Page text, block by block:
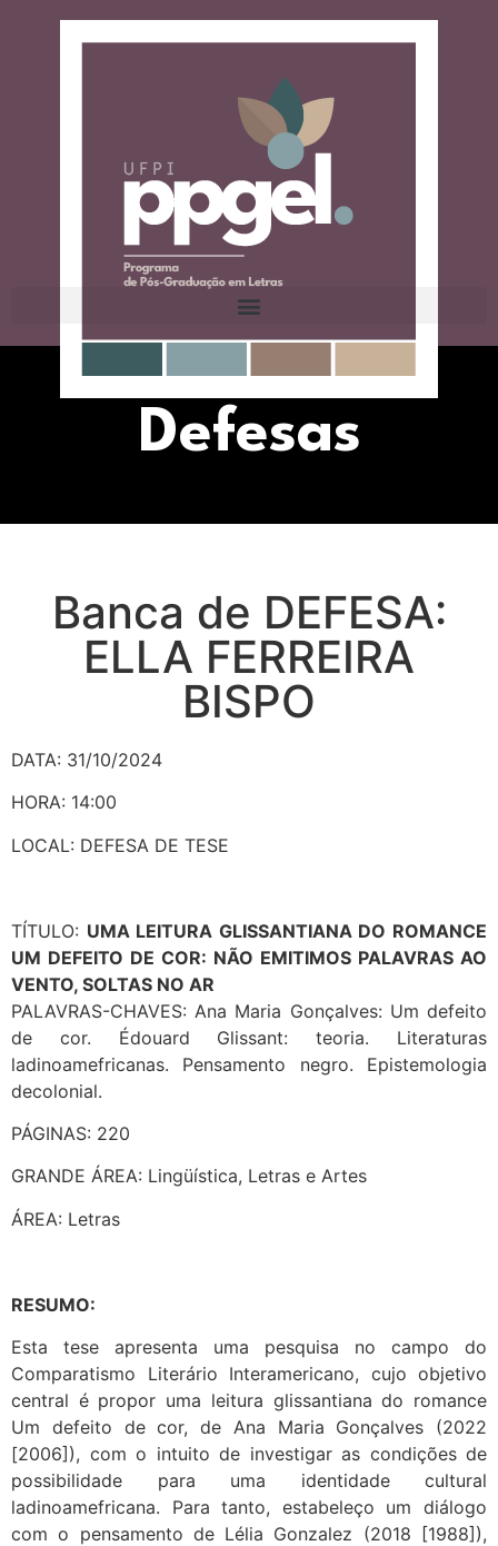
Defesas
Banca de DEFESA:
ELLA FERREIRA
BISPO
DATA: 31/10/2024
HORA: 14:00
LOCAL: DEFESA DE TESE
TÍTULO: UMA LEITURA GLISSANTIANA DO ROMANCE
UM DEFEITO DE COR: NÃO EMITIMOS PALAVRAS AO
VENTO, SOLTAS NO AR
PALAVRAS-CHAVES: Ana Maria Gonçalves: Um defeito
de cor. Édouard Glissant: teoria. Literaturas
ladinoamefricanas. Pensamento negro. Epistemologia
decolonial.
PÁGINAS: 220
GRANDE ÁREA: Lingüística, Letras e Artes
ÁREA: Letras
RESUMO:
Esta tese apresenta uma pesquisa no campo do
Comparatismo Literário Interamericano, cujo objetivo
central é propor uma leitura glissantiana do romance
Um defeito de cor, de Ana Maria Gonçalves (2022
[2006]), com o intuito de investigar as condições de
possibilidade para uma identidade cultural
ladinoamefricana. Para tanto, estabeleço um diálogo
com o pensamento de Lélia Gonzalez (2018 [1988]),